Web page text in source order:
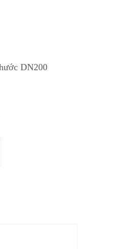
DN200